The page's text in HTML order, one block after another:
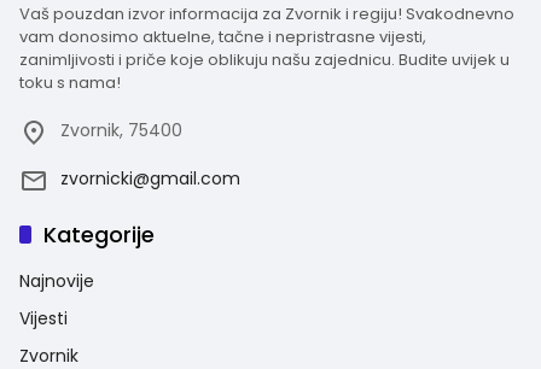
Vaš pouzdan izvor informacija za Zvornik i regiju! Svakodnevno
vam donosimo aktuelne, tačne i nepristrasne vijesti,
zanimljivosti i priče koje oblikuju našu zajednicu. Budite uvijek u
toku s nama!
Zvornik, 75400
zvornicki@gmail.com
Kategorije
Najnovije
Vijesti
Zvornik